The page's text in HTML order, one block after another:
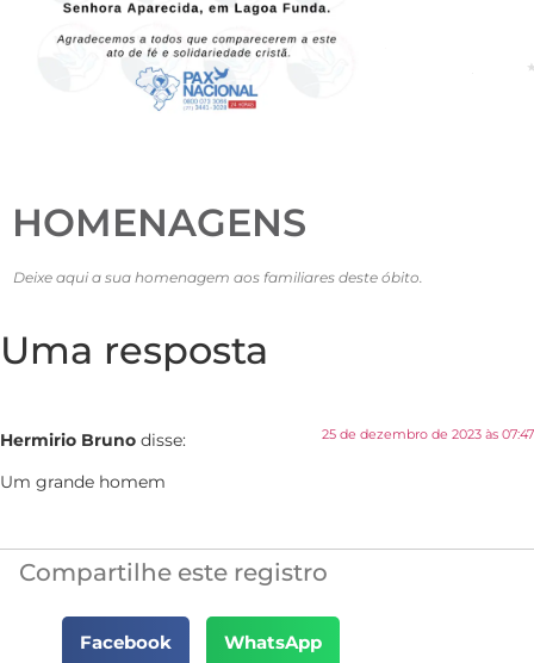
HOMENAGENS
Deixe aqui a sua homenagem aos familiares deste óbito.
Uma resposta
Hermirio Bruno disse: 25 de dezembro de 2023 às 07:47
Um grande homem
Compartilhe este registro
Facebook WhatsApp